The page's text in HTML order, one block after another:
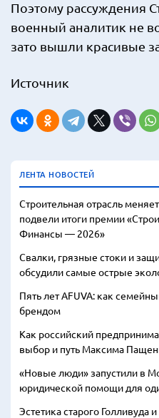
Поэтому рассуждения
военный аналитик не
зато вышли красивые
Источник
ЛЕНТА НОВОСТЕЙ
Строительная отрасль
подвели итоги премии
Финансы — 2026»
Свалки, грязные стоки и
обсудили самые острые
Пять лет AFUVA: как
брендом
Как российский
выбор и путь Максима
«Новые люди» запустили в
юридической помощи для
Эстетика старого Голливуда